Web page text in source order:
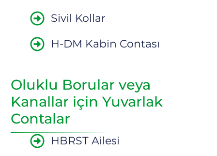
Sivil Kollar
H-DM Kabin Contası
Oluklu Borular veya
Kanallar için Yuvarlak
Contalar
HBRST Ailesi